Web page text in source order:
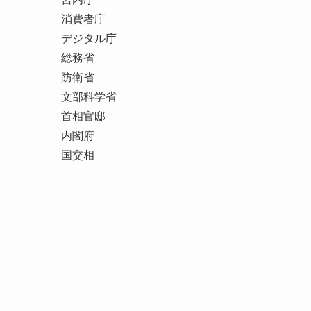
消費者庁
デジタル庁
総務省
防衛省
文部科学省
首相官邸
内閣府
国交相